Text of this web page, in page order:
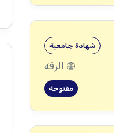
شهادة جامعية
الرقة
مفتوحة